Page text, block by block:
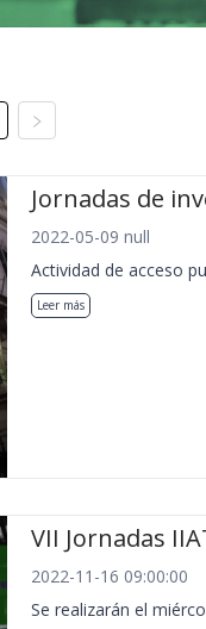
Jornadas de
2022-05-09 null
Actividad de acceso
Leer más
VII Jornadas
2022-11-16 09:00:00
Se realizarán el